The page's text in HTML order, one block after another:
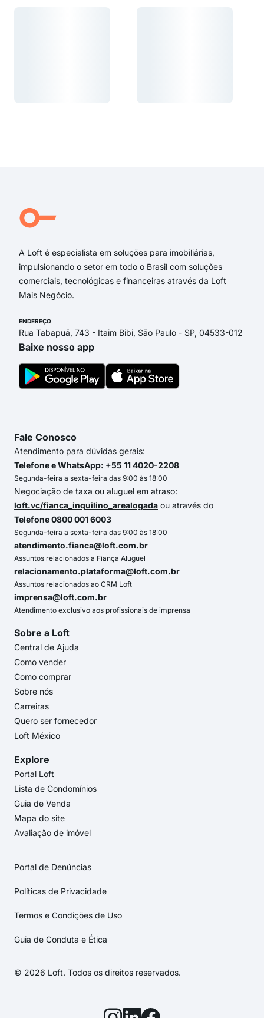
A Loft é especialista em soluções para imobiliárias,
impulsionando o setor em todo o Brasil com soluções
comerciais, tecnológicas e financeiras através da Loft
Mais Negócio.
ENDEREÇO
Rua Tabapuã, 743 - Itaim Bibi, São Paulo - SP, 04533-012
Baixe nosso app
Fale Conosco
Atendimento para dúvidas gerais:
Telefone e WhatsApp: +55 11 4020-2208
Segunda-feira a sexta-feira das 9:00 às 18:00
Negociação de taxa ou aluguel em atraso:
loft.vc/fianca_inquilino_arealogada ou através do
Telefone 0800 001 6003
Segunda-feira a sexta-feira das 9:00 às 18:00
atendimento.fianca@loft.com.br
Assuntos relacionados a Fiança Aluguel
relacionamento.plataforma@loft.com.br
Assuntos relacionados ao CRM Loft
imprensa@loft.com.br
Atendimento exclusivo aos profissionais de imprensa
Sobre a Loft
Central de Ajuda
Como vender
Como comprar
Sobre nós
Carreiras
Quero ser fornecedor
Loft México
Explore
Portal Loft
Lista de Condomínios
Guia de Venda
Mapa do site
Avaliação de imóvel
Portal de Denúncias
Políticas de Privacidade
Termos e Condições de Uso
Guia de Conduta e Ética
© 2026 Loft. Todos os direitos reservados.